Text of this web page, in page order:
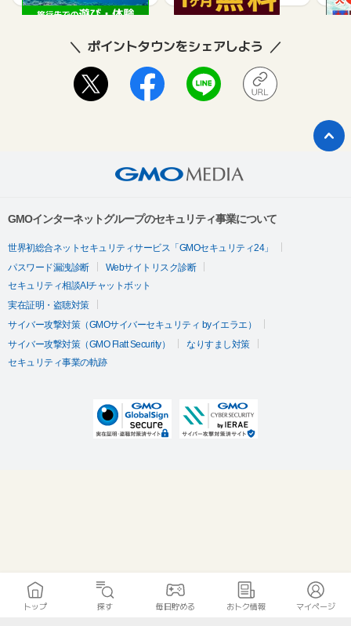
ポイントタウンをシェアしよう
GMOインターネットグループのセキュリティ事業について
世界初総合ネットセキュリティサービス「GMOセキュリティ24」
パスワード漏洩診断
Webサイトリスク診断
セキュリティ相談AIチャットボット
実在証明・盗聴対策
サイバー攻撃対策（GMOサイバーセキュリティ byイエラエ）
サイバー攻撃対策（GMO Flatt Security）
なりすまし対策
セキュリティ事業の軌跡
トップ 探す 毎日貯める おトク情報 マイページ